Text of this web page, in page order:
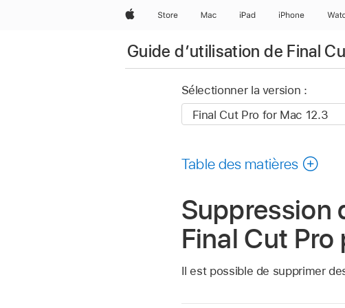
AppleStore Mac iPad iPhone
Guide d’utilisation de Final
Sélectionner la version :
Table des matières
Suppression
Final Cut Pro
Il est possible de supprimer